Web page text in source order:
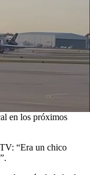
los recién casados
zona rural de
y el piloto
cayó la noche del
informó WSB-
al accidente y
en los próximos
“Era un chico